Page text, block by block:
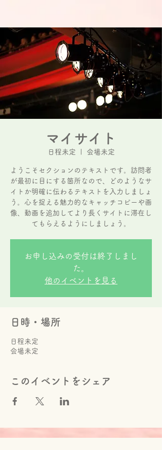
マイサイト
日程未定 会場未定
ようこそセクションのテキストです。訪問者
が最初に目にする箇所なので、どのようなサ
イトか明確に伝わるテキストを入力しましょ
う。心を捉える魅力的なキャッチコピーや画
像、動画を追加してより長くサイトに滞在し
てもらえるようにしましょう。
お申し込みの受付は終了しまし
た。
他のイベントを見る
日時・場所
日程未定
会場未定
このイベントをシェア